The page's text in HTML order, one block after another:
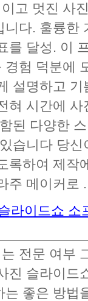
고 멋진 사
다. 훌륭한
를 달성. 이
험 덕분에
설명하고
혀 시간에
된 다양한
습니다 당
록하여 제작
주 메이커로
라이드쇼 소
전문 여부
진 슬라이드
좋은 방법